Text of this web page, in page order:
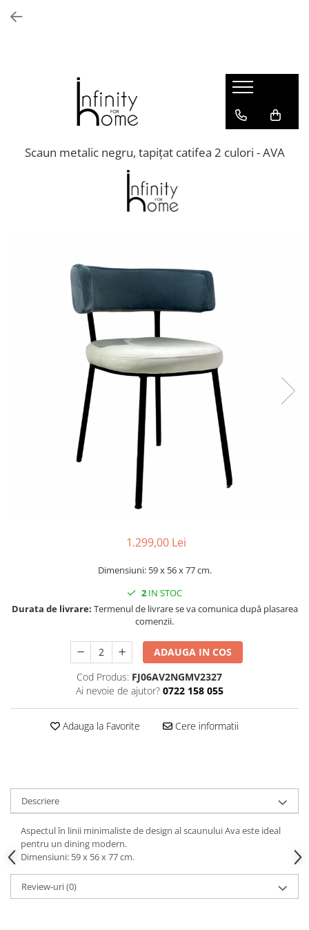
Biblioteci și rafturi
Masute auxiliare
Comode living
Comode dormitor
Covoare dormitor
Console dormitor
Console extensibile
Mese HORECA
Console hol
Accesorii decorative
Ghivece si jardiniere
Home Office
Designers' Choice
Scaun metalic negru, tapițat catifea 2 culori - AVA
1.299,00 Lei
Dimensiuni: 59 x 56 x 77 cm.
2 IN STOC
Durata de livrare: Termenul de livrare se va comunica după plasarea
comenzii.
ADAUGA IN COS
Cod Produs: FJ06AV2NGMV2327
Ai nevoie de ajutor? 0722 158 055
Adauga la Favorite Cere informatii
Descriere
Aspectul în linii minimaliste de design al scaunului Ava este ideal
pentru un dining modern.
Dimensiuni: 59 x 56 x 77 cm.
Review-uri(0)